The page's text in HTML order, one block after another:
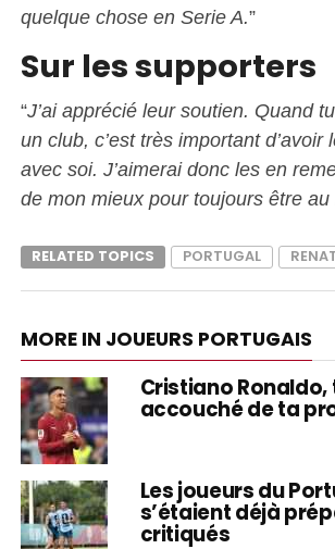
quelque chose en Serie A.”
Sur les supporters
“J’ai apprécié leur soutien. Quand
un club, c’est très important d’avoir
avec soi. J’aimerai donc les en
de mon mieux pour toujours être au
RELATED TOPICS PORTUGAL
MORE IN JOUEURS PORTUGAIS
Cristiano Ronaldo,
accouché de ta
Les joueurs du
s’étaient déjà
critiqués